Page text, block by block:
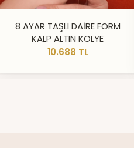
8 AYAR TAŞLI DAİRE FORM
KALP ALTIN KOLYE
10.688 TL